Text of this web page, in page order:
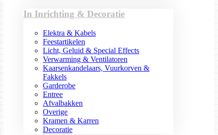
In Inrichting & Decoratie
Elektra & Kabels
Feestartikelen
Licht, Geluid & Special Effects
Verwarming & Ventilatoren
Kaarsenkandelaars, Vuurkorven &
Fakkels
Garderobe
Entree
Afvalbakken
Overige
Kramen & Karren
Decoratie